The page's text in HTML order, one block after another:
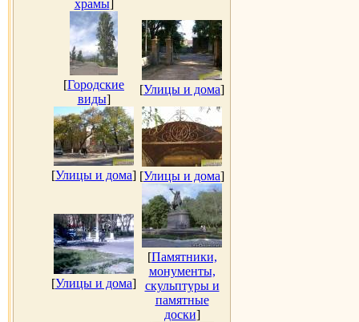
храмы]
[Городские
виды]
[Улицы и дома]
[Улицы и дома] [Улицы и дома]
[Улицы и дома]
[Памятники,
монументы,
скульптуры и
памятные
доски]